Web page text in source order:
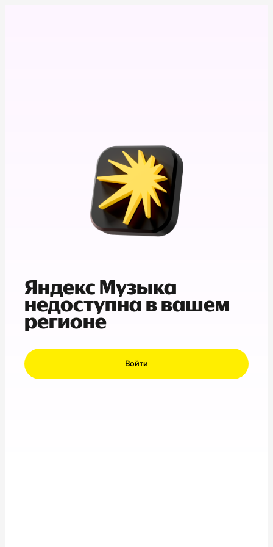
Яндекс Музыка
недоступна в вашем
регионе
Войти